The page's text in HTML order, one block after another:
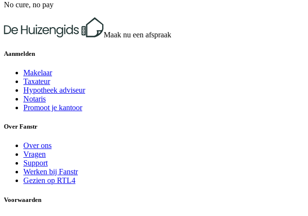
No cure, no pay
Maak nu een afspraak
Aanmelden
Makelaar
Taxateur
Hypotheek adviseur
Notaris
Promoot je kantoor
Over Fanstr
Over ons
Vragen
Support
Werken bij Fanstr
Gezien op RTL4
Voorwaarden